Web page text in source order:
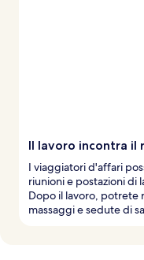
Il lavoro incontra il
I viaggiatori d'affari
riunioni e postazioni di
Dopo il lavoro, potrete
massaggi e sedute di